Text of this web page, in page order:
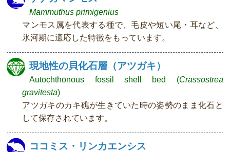
Mammuthus primigenius
マンモス属を代表する種で、毛皮や短い尾・耳など、
氷河期に適応した特徴をもっています。
現地性の貝化石層（アツガキ）
Autochthonous fossil shell bed (Crassostrea
gravitesta)
アツガキのカキ礁が生きていた時の姿勢のまま化石と
して保存されています。
ココミス・リンカエンシス